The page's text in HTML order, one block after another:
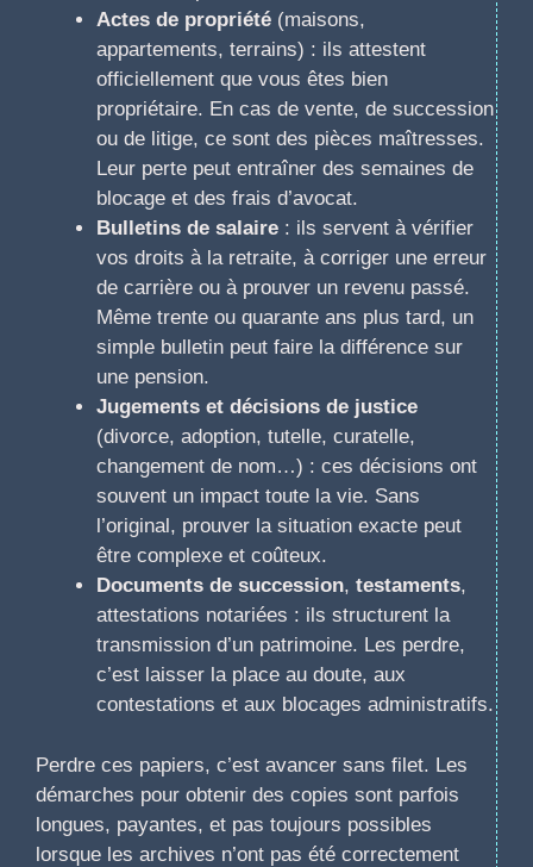
Actes de propriété (maisons,
appartements, terrains) : ils attestent
officiellement que vous êtes bien
propriétaire. En cas de vente, de succession
ou de litige, ce sont des pièces maîtresses.
Leur perte peut entraîner des semaines de
blocage et des frais d’avocat.
Bulletins de salaire : ils servent à vérifier
vos droits à la retraite, à corriger une erreur
de carrière ou à prouver un revenu passé.
Même trente ou quarante ans plus tard, un
simple bulletin peut faire la différence sur
une pension.
Jugements et décisions de justice
(divorce, adoption, tutelle, curatelle,
changement de nom…) : ces décisions ont
souvent un impact toute la vie. Sans
l’original, prouver la situation exacte peut
être complexe et coûteux.
Documents de succession, testaments,
attestations notariées : ils structurent la
transmission d’un patrimoine. Les perdre,
c’est laisser la place au doute, aux
contestations et aux blocages administratifs.
Perdre ces papiers, c’est avancer sans filet. Les
démarches pour obtenir des copies sont parfois
longues, payantes, et pas toujours possibles
lorsque les archives n’ont pas été correctement